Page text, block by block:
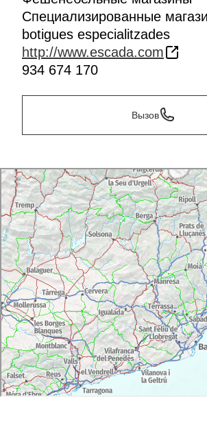
Специализированные
botigues especialitzades
http://www.escada.com
934 674 170
Вызов